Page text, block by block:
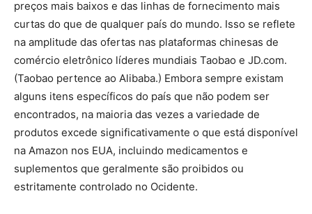
preços mais baixos e das linhas de fornecimento mais
curtas do que de qualquer país do mundo. Isso se reflete
na amplitude das ofertas nas plataformas chinesas de
comércio eletrônico líderes mundiais Taobao e JD.com.
(Taobao pertence ao Alibaba.) Embora sempre existam
alguns itens específicos do país que não podem ser
encontrados, na maioria das vezes a variedade de
produtos excede significativamente o que está disponível
na Amazon nos EUA, incluindo medicamentos e
suplementos que geralmente são proibidos ou
estritamente controlado no Ocidente.